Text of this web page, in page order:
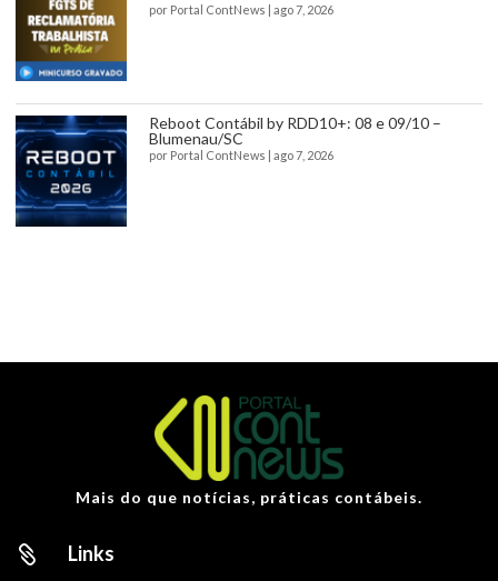
por Portal ContNews ago 7, 2026
Reboot Contábil by RDD10+: 08 e 09/10 –
Blumenau/SC
por Portal ContNews ago 7, 2026
Mais do que notícias, práticas contábeis.
 Links